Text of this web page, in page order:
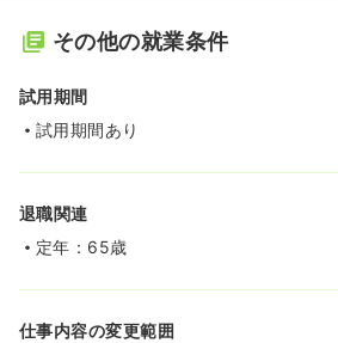
その他の就業条件
試用期間
試用期間あり
退職関連
定年：65歳
仕事内容の変更範囲